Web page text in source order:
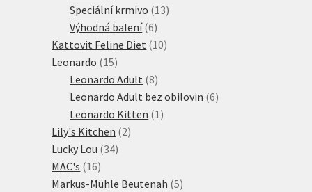
produktů
Speciální krmivo 1313
Výhodná balení 66
produktů
Kattovit Feline Diet 1010
Leonardo 1515
produktů
Leonardo Adult 88
produktů
Leonardo Adult bez obilovin 66
Leonardo Kitten 1 1
Lily's Kitchen 22
Lucky Lou 3434
MAC's 1616
produktů
Markus-Mühle Beutenah 55